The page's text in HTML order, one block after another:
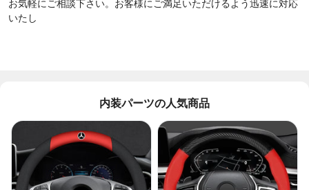
お気軽にご相談下さい。お客様にご満足いただけるよう迅速に対応
いたし
内装パーツの人気商品